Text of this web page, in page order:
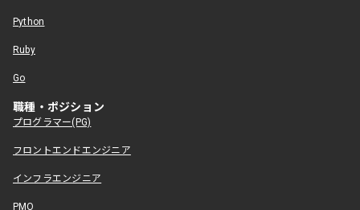
Python
Ruby
Go
職種・ポジション
プログラマー(PG)
フロントエンドエンジニア
インフラエンジニア
PMO